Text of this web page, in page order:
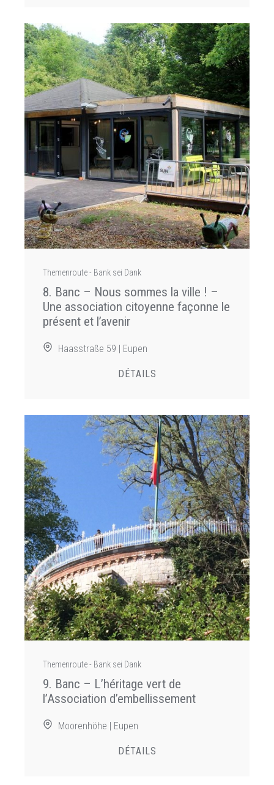
Themenroute - Bank sei Dank
8. Banc – Nous sommes la ville ! –
Une association citoyenne façonne le
présent et l’avenir
Haasstraße 59 | Eupen
DÉTAILS
Themenroute - Bank sei Dank
9. Banc – L’héritage vert de
l’Association d’embellissement
Moorenhöhe | Eupen
DÉTAILS